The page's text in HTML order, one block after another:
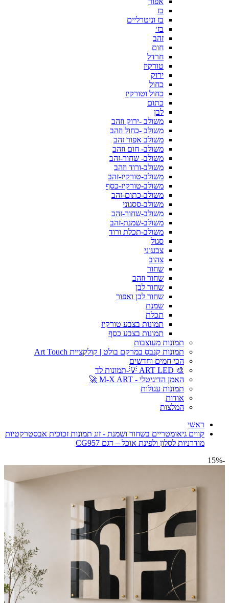
בז
בז וניטרליים
בז׳
זהב
חום
חרדל
טורקיז
ירוק
כחול
כחול וטורקיז
כתום
לבן
משולב -ירוק וזהב
משולב -כחול וזהב
משולב אפור זהב
משולב- חום וזהב
משולב- שחור-זהב
משולב-ורוד וזהב
משולב-טורקיז-זהב
משולב-טורקיז-כסף
משולב-כתום-זהב
משולב-ססגוני
משולב-שחור-זהב
משולב-שמנת-זהב
משולב-תכלת ורוד
סגול
צבעוני
צהוב
שחור
שחור וזהב
שחור לבן
שחור לבן ואפור
שמנת
תכלת
תמונות בצבע טורקיז
תמונות בצבע כסף
תמונות מעוצבות
תמונות קנבס במרקם בולט | קולקציית Art Touch
הכי חמים וחדשים
🎨 ART LED 💡-תמונות לד
האמן הדיגיטלי - M-X ART 🚀
תמונות עגולות
אודות
המלצות
ראשי
קווים גיאומטריים בשחור ושמנת - זוג תמונות זכוכית אבסטרקטיות
מודרניות לסלון ולפינת אוכל – דגם CG957
-15%